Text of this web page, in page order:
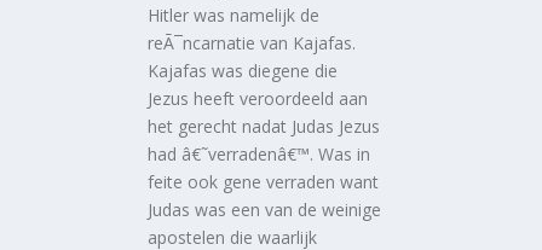
Hitler was namelijk de
reÃ¯ncarnatie van Kajafas.
Kajafas was diegene die
Jezus heeft veroordeeld aan
het gerecht nadat Judas Jezus
had â€˜verradenâ€™. Was in
feite ook gene verraden want
Judas was een van de weinige
apostelen die waarlijk